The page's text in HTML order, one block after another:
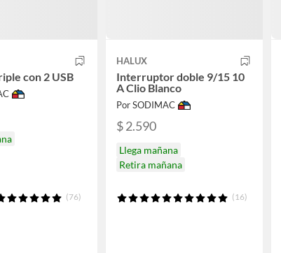
con 2 USB
(76)
HALUX
Interruptor doble 9/15 10
A Clio Blanco
Por SODIMAC
$ 2.590
Llega mañana
Retira mañana
(16)